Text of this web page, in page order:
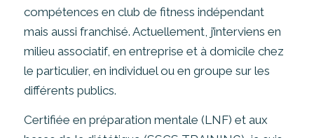
compétences en club de fitness indépendant
mais aussi franchisé. Actuellement, j’interviens en
milieu associatif, en entreprise et à domicile chez
le particulier, en individuel ou en groupe sur les
différents publics.
Certifiée en préparation mentale (LNF) et aux